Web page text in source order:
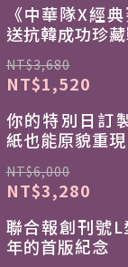
《中華隊X經
送抗韓成功珍藏
NT$3,680
NT$1,520
你的特別日訂
紙也能原貌重現
NT$6,000
NT$3,280
聯合報創刊號
年的首版紀念